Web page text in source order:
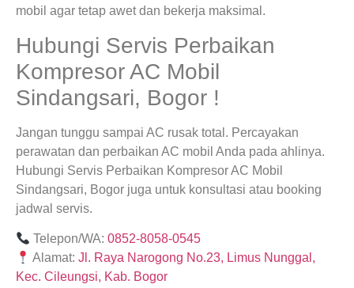
mobil agar tetap awet dan bekerja maksimal.
Hubungi Servis Perbaikan
Kompresor AC Mobil
Sindangsari, Bogor !
Jangan tunggu sampai AC rusak total. Percayakan
perawatan dan perbaikan AC mobil Anda pada ahlinya.
Hubungi Servis Perbaikan Kompresor AC Mobil
Sindangsari, Bogor juga untuk konsultasi atau booking
jadwal servis.
Telepon/WA:0852-8058-0545
Alamat:Jl. Raya Narogong No.23, Limus Nunggal,
Kec. Cileungsi, Kab. Bogor